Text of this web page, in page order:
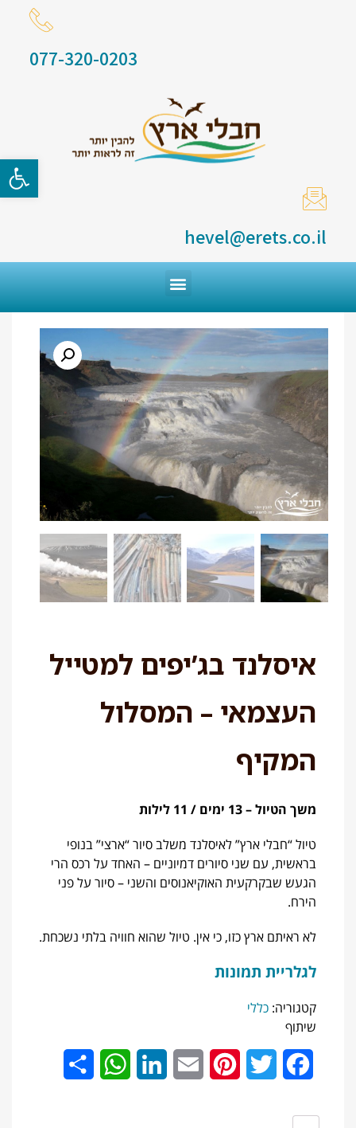
פתח
077-320-0203
hevel@erets.co.il
איסלנד בג’יפים למטייל
העצמאי – המסלול
המקיף
משך הטיול – 13 ימים / 11 לילות
טיול “חבלי ארץ” לאיסלנד משלב סיור “ארצי” בנופי
בראשית, עם שני סיורים דמיוניים – האחד על רכס הרי
הגעש שבקרקעית האוקיאנוסים והשני – סיור על פני
הירח.
לא ראיתם ארץ כזו, כי אין. טיול שהוא חוויה בלתי נשכחת.
לגלריית תמונות
קטגוריה: כללי
שיתוף
Facebook
Twitter
Pinterest
Email
LinkedIn
WhatsApp